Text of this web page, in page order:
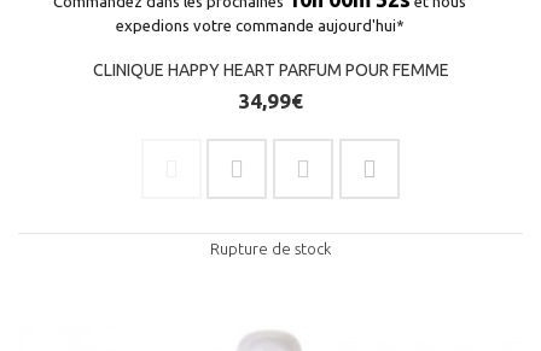
(1 avis)
expedions votre commande aujourd'hui*
CLINIQUE HAPPY HEART PARFUM POUR FEMME
34,99€
Rupture de stock